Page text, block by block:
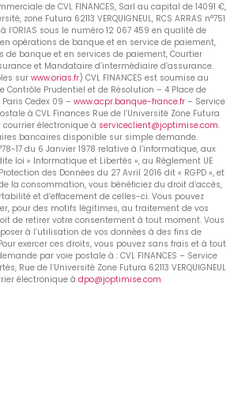
de CVL FINANCES, Sarl au capital de 14091 €,
zone Futura 62113 VERQUIGNEUL, RCS ARRAS n°751
l’ORIAS sous le numéro 12 067 459 en qualité de
opérations de banque et en service de paiement,
de banque et en services de paiement, Courtier
et Mandataire d’intermédiaire d’assurance.
sur www.orias.fr) CVL FINANCES est soumise au
Contrôle Prudentiel et de Résolution – 4 Place de
Cedex 09 – www.acpr.banque-france.fr – Service
à CVL Finances Rue de l’Université Zone Futura
courrier électronique à serviceclient@joptimise.com.
bancaires disponible sur simple demande.
17 du 6 Janvier 1978 relative à l’informatique, aux
loi « Informatique et Libertés », au Règlement UE
des Données du 27 Avril 2016 dit « RGPD », et
la consommation, vous bénéficiez du droit d’accès,
et d’effacement de celles-ci. Vous pouvez
pour des motifs légitimes, au traitement de vos
de retirer votre consentement à tout moment. Vous
à l’utilisation de vos données à des fins de
exercer ces droits, vous pouvez sans frais et à tout
par voie postale à : CVL FINANCES – Service
Rue de l’Université Zone Futura 62113 VERQUIGNEUL
électronique à dpo@joptimise.com